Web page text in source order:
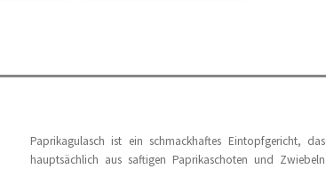
Paprikagulasch ist ein schmackhaftes Eintopfgericht, das
hauptsächlich aus saftigen Paprikaschoten und Zwiebeln